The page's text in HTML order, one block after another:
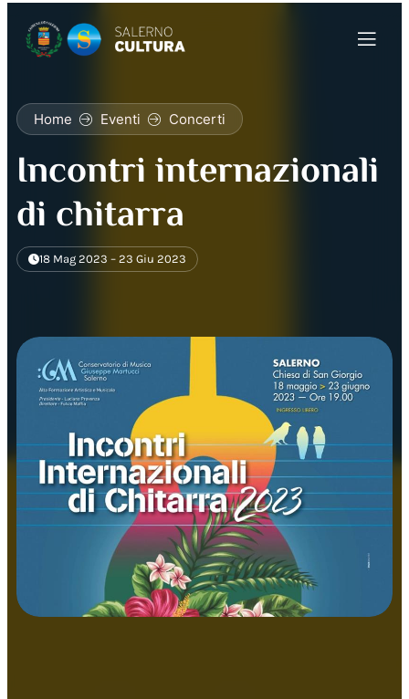
Home Eventi Concerti
Incontri internazionali
di chitarra
18 Mag 2023 – 23 Giu 2023